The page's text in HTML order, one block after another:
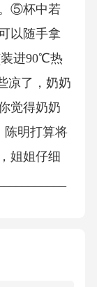
⑤杯中若
以随手拿
进90℃热
凉了，奶奶
觉得奶奶
陈明打算将
姐姐仔细
用40℃以